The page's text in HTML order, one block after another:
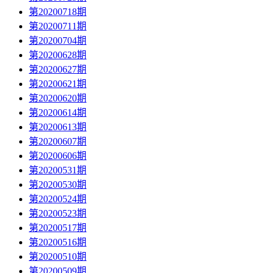
第20200718期
第20200711期
第20200704期
第20200628期
第20200627期
第20200621期
第20200620期
第20200614期
第20200613期
第20200607期
第20200606期
第20200531期
第20200530期
第20200524期
第20200523期
第20200517期
第20200516期
第20200510期
第20200509期